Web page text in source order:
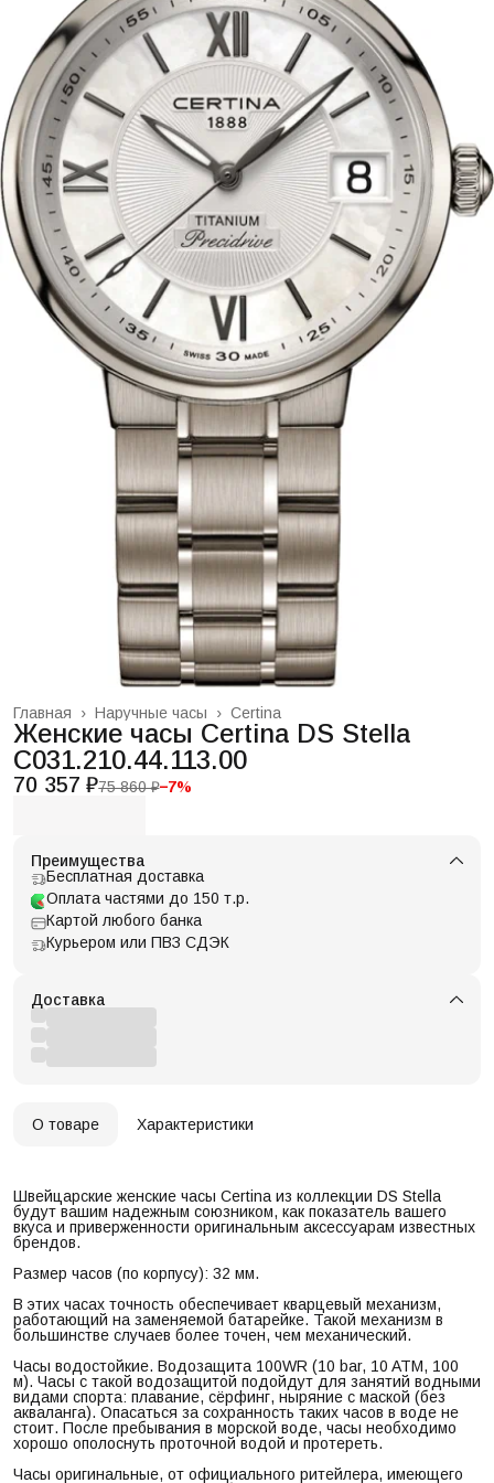
Certina
Наручные часы ›
Главная ›
Женские часы Certina DS Stella
C031.210.44.113.00
70 357 ₽75 860 ₽−7%
Преимущества
Бесплатная доставка
Оплата частями до 150 т.р.
Картой любого банка
Курьером или ПВЗ СДЭК
Доставка
О товаре Характеристики
Швейцарские женские часы Certina из коллекции DS Stella
будут вашим надежным союзником, как показатель вашего
вкуса и приверженности оригинальным аксессуарам известных
брендов.
Размер часов (по корпусу): 32 мм.
В этих часах точность обеспечивает кварцевый механизм,
работающий на заменяемой батарейке. Такой механизм в
большинстве случаев более точен, чем механический.
Часы водостойкие. Водозащита 100WR (10 bar, 10 ATM, 100
м). Часы с такой водозащитой подойдут для занятий водными
видами спорта: плавание, сёрфинг, ныряние с маской (без
акваланга). Опасаться за сохранность таких часов в воде не
стоит. После пребывания в морской воде, часы необходимо
хорошо ополоснуть проточной водой и протереть.
Часы оригинальные, от официального ритейлера, имеющего